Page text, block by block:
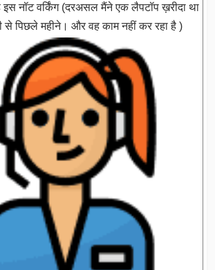
नॉट वर्किंग (दरअसल मैंने एक लैपटॉप ख़रीदा था
पिछले महीने। और वह काम नहीं कर रहा है )